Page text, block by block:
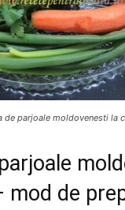
de parjoale moldovenesti la
mod de